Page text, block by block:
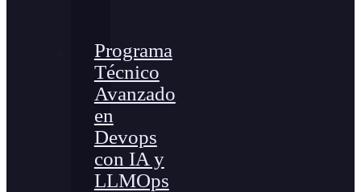
Programa
Técnico
Avanzado
en
Devops
con IA y
LLMOps